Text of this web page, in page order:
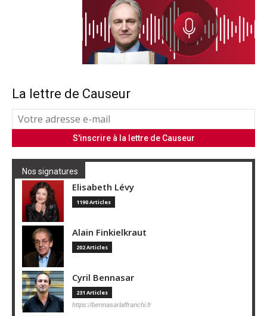
La lettre de Causeur
Nos signatures
Elisabeth Lévy
1190 Articles
Alain Finkielkraut
202 Articles
Cyril Bennasar
231 Articles
https://bennasarlaffranchi.fr